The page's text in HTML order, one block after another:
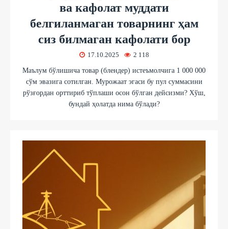
ва кафолат муддати
белгиланмаган товарнинг ҳам
сиз билмаган кафолати бор
17.10.2025 2 118
Маълум бўлишича товар (блендер) истеъмолчига 1 000 000
сўм эвазига сотилган. Мурожаат эгаси бу пул суммасини
рўзғордан орттириб тўплаши осон бўлган дейсизми? Хўш,
бундай ҳолатда нима бўлади?